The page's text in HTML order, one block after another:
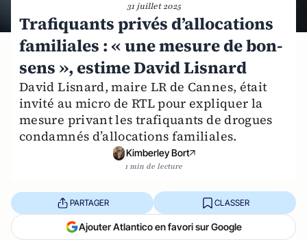
31 juillet 2025
Trafiquants privés d’allocations
familiales : « une mesure de bon-
sens », estime David Lisnard
David Lisnard, maire LR de Cannes, était
invité au micro de RTL pour expliquer la
mesure privant les trafiquants de drogues
condamnés d’allocations familiales.
Kimberley Bort
1 min de lecture
PARTAGER CLASSER
Ajouter Atlantico en favori sur Google